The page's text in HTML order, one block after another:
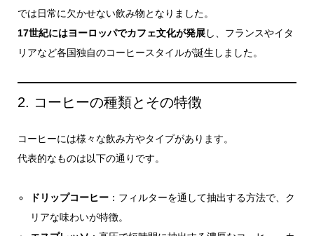
では日常に欠かせない飲み物となりました。
17世紀にはヨーロッパでカフェ文化が発展し、フランスやイタ
リアなど各国独自のコーヒースタイルが誕生しました。
2. コーヒーの種類とその特徴
コーヒーには様々な飲み方やタイプがあります。
代表的なものは以下の通りです。
ドリップコーヒー ：フィルターを通して抽出する方法で、ク
リアな味わいが特徴。